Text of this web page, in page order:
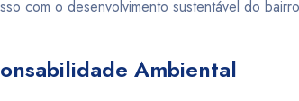
com o desenvolvimento sustentável do
Ambiental